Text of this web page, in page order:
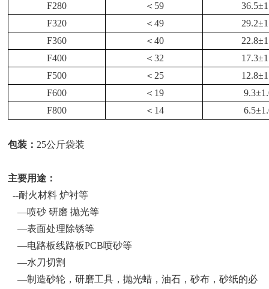
F280
＜ 59 36.5±
F320
＜ 49 29.2±
F360
＜ 40 22.8±
F400
＜ 32 17.3±
F500
＜ 25 12.8±
F600
＜ 19 9.3±
F800
＜ 14 6.5±
包装： 25公斤袋装
主要用途：
--耐火材料 炉衬等
—喷砂 研磨 抛光等
—表面处理除锈等
—电路板线路板PCB喷砂等
—水刀切割
—制造砂轮，研磨工具，抛光蜡，油石，砂布，砂纸的必